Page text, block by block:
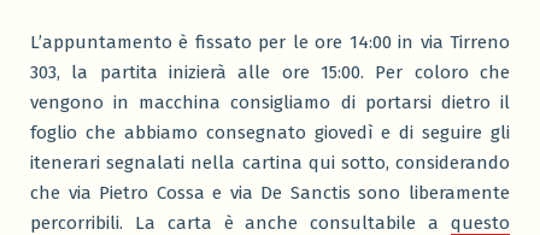
L’appuntamento è fissato per le ore 14:00 in via Tirreno
303, la partita inizierà alle ore 15:00. Per coloro che
vengono in macchina consigliamo di portarsi dietro il
foglio che abbiamo consegnato giovedì e di seguire gli
itenerari segnalati nella cartina qui sotto, considerando
che via Pietro Cossa e via De Sanctis sono liberamente
percorribili. La carta è anche consultabile a questo